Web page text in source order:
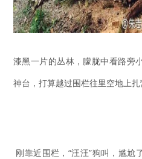
漆黑一片的丛林，朦胧中看路旁
神台，打算越过围栏往里空地上扎
刚靠近围栏，“汪汪”狗叫，尴